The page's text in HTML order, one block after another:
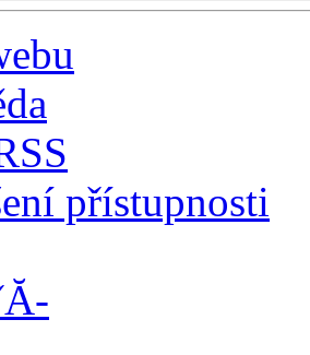
přístupnosti